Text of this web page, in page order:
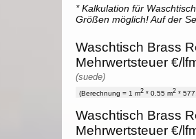
* Kalkulation für
Größen möglich! Auf der
Waschtisch Brass
Mehrwertsteuer €/
(suede)
(Berechnung = 1 m2 * 0.55 m2 *
Waschtisch Brass
Mehrwertsteuer €/